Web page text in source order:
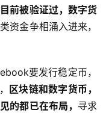
前被验证过，数字货
资金争相涌入进来，
要发行稳定币，
区块链和数字货币，
的都已在布局， 寻求